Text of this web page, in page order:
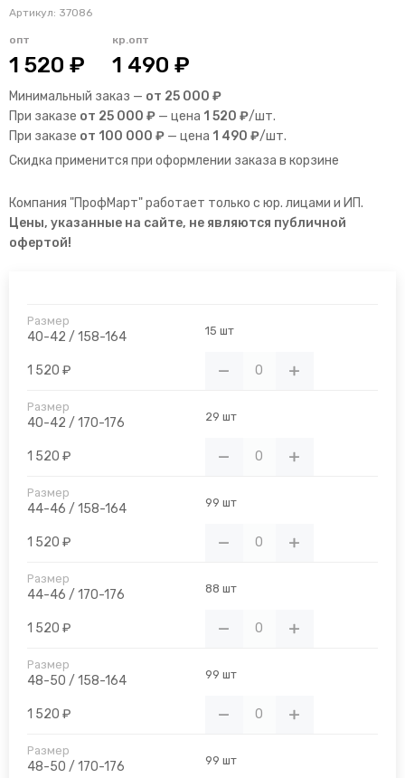
Артикул: 37086
опт
1 520 ₽
кр.опт
1 490 ₽
Минимальный заказ — от 25 000 ₽
При заказе от 25 000 ₽ — цена 1 520 ₽/шт.
При заказе от 100 000 ₽ — цена 1 490 ₽/шт.
Скидка применится при оформлении заказа в корзине
Компания "ПрофМарт" работает только с юр. лицами и ИП.
Цены, указанные на сайте, не являются публичной
офертой!
40-42 / 158-164 15 шт
1 520 ₽
40-42 / 170-176 29 шт
1 520 ₽
44-46 / 158-164 99 шт
1 520 ₽
44-46 / 170-176 88 шт
1 520 ₽
48-50 / 158-164 99 шт
1 520 ₽
48-50 / 170-176 99 шт